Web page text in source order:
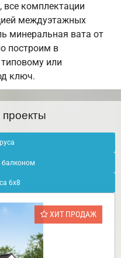
комплектации
междуэтажных
минеральная вата от
построим в
или
ключ.
балконом
6х8
ХИТ ПРОДАЖ